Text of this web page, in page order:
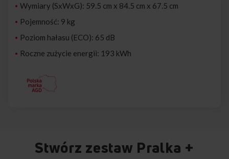
Wymiary (SxWxG): 59.5 cm x 84.5 cm x 67.5 cm
Pojemność: 9 kg
Poziom hałasu (ECO): 65 dB
Roczne zużycie energii: 193 kWh
Stwórz zestaw Pralka +